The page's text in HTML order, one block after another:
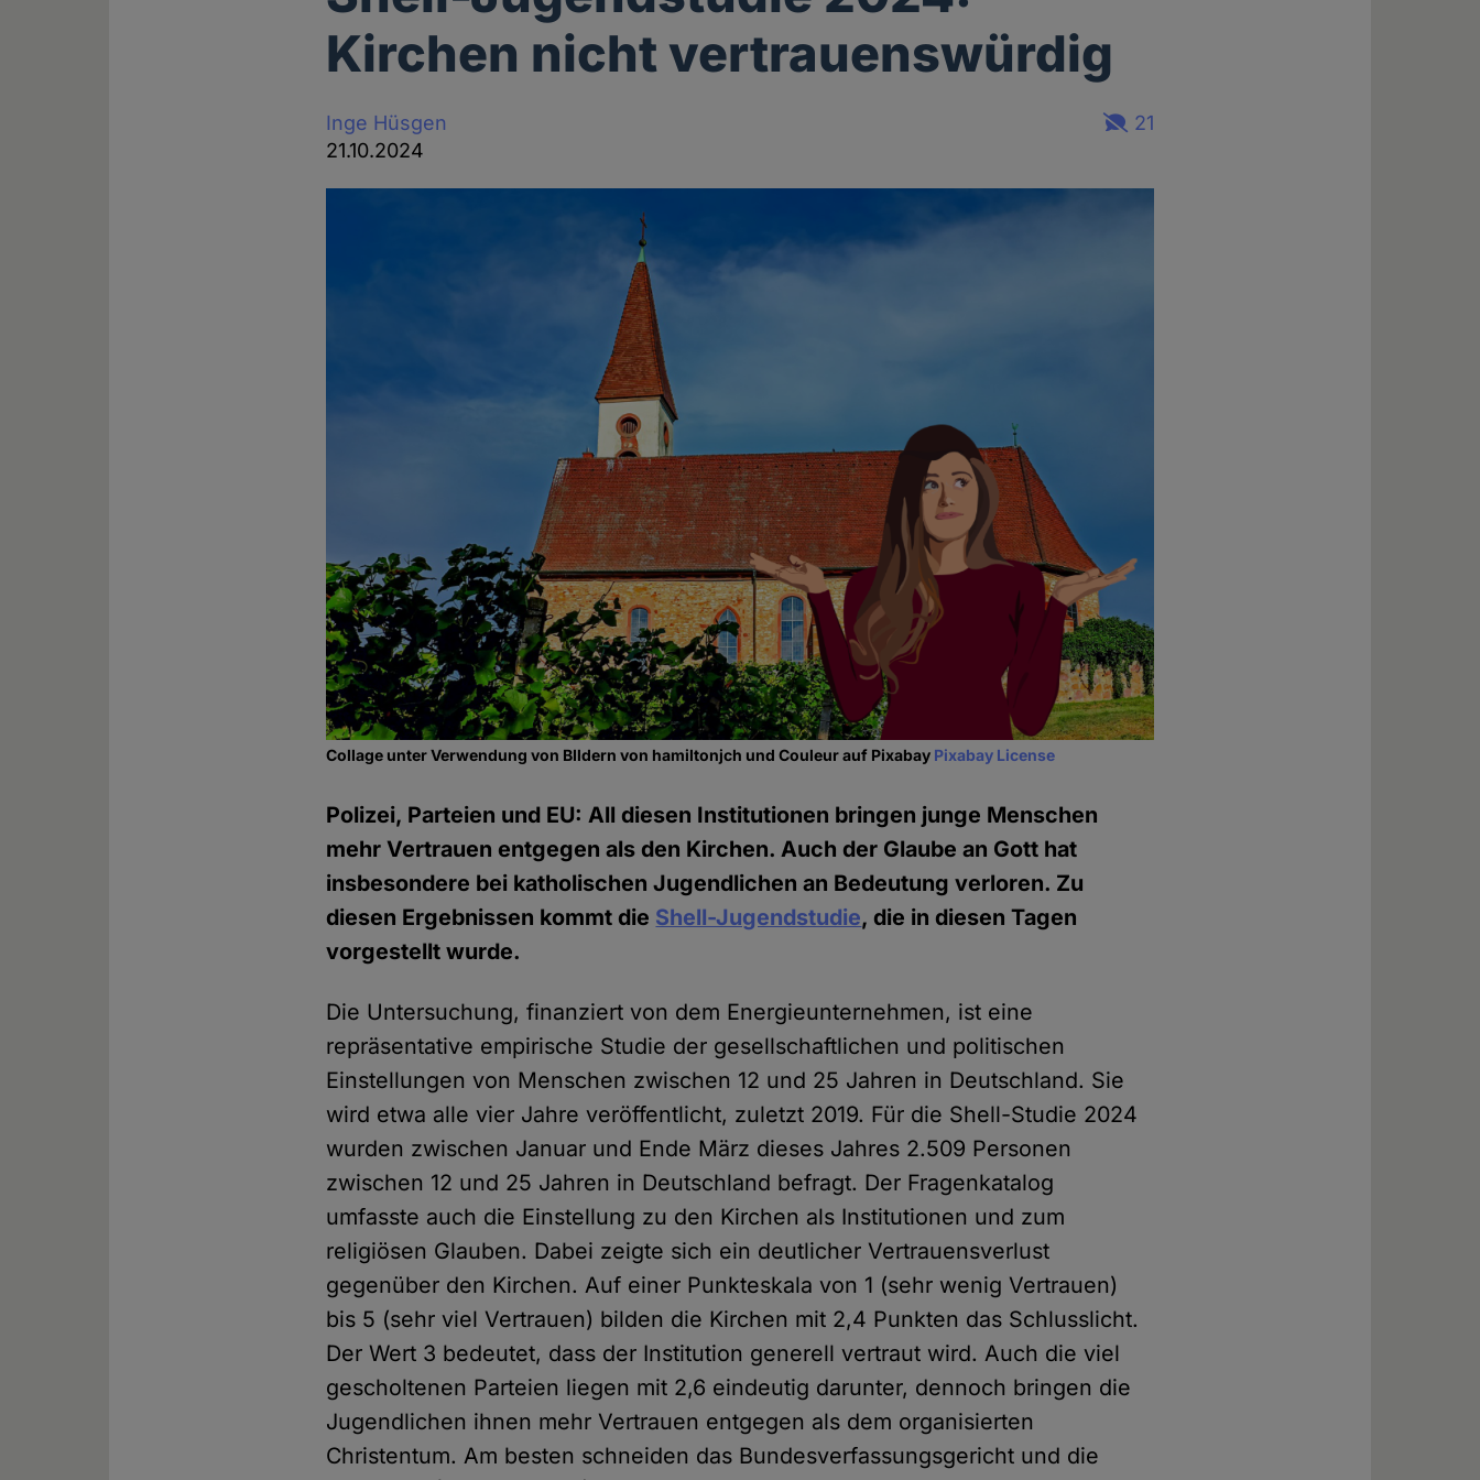
Kirchen nicht vertrauenswürdig
Inge Hüsgen
21.10.2024
21
Collage unter Verwendung von BIldern von hamiltonjch und Couleur auf Pixabay Pixabay License
Polizei, Parteien und EU: All diesen Institutionen bringen junge Menschen
mehr Vertrauen entgegen als den Kirchen. Auch der Glaube an Gott hat
insbesondere bei katholischen Jugendlichen an Bedeutung verloren. Zu
diesen Ergebnissen kommt die Shell-Jugendstudie, die in diesen Tagen
vorgestellt wurde.
Die Untersuchung, finanziert von dem Energieunternehmen, ist eine
repräsentative empirische Studie der gesellschaftlichen und politischen
Einstellungen von Menschen zwischen 12 und 25 Jahren in Deutschland. Sie
wird etwa alle vier Jahre veröffentlicht, zuletzt 2019. Für die Shell-Studie 2024
wurden zwischen Januar und Ende März dieses Jahres 2.509 Personen
zwischen 12 und 25 Jahren in Deutschland befragt. Der Fragenkatalog
umfasste auch die Einstellung zu den Kirchen als Institutionen und zum
religiösen Glauben. Dabei zeigte sich ein deutlicher Vertrauensverlust
gegenüber den Kirchen. Auf einer Punkteskala von 1 (sehr wenig Vertrauen)
bis 5 (sehr viel Vertrauen) bilden die Kirchen mit 2,4 Punkten das Schlusslicht.
Der Wert 3 bedeutet, dass der Institution generell vertraut wird. Auch die viel
gescholtenen Parteien liegen mit 2,6 eindeutig darunter, dennoch bringen die
Jugendlichen ihnen mehr Vertrauen entgegen als dem organisierten
Christentum. Am besten schneiden das Bundesverfassungsgericht und die